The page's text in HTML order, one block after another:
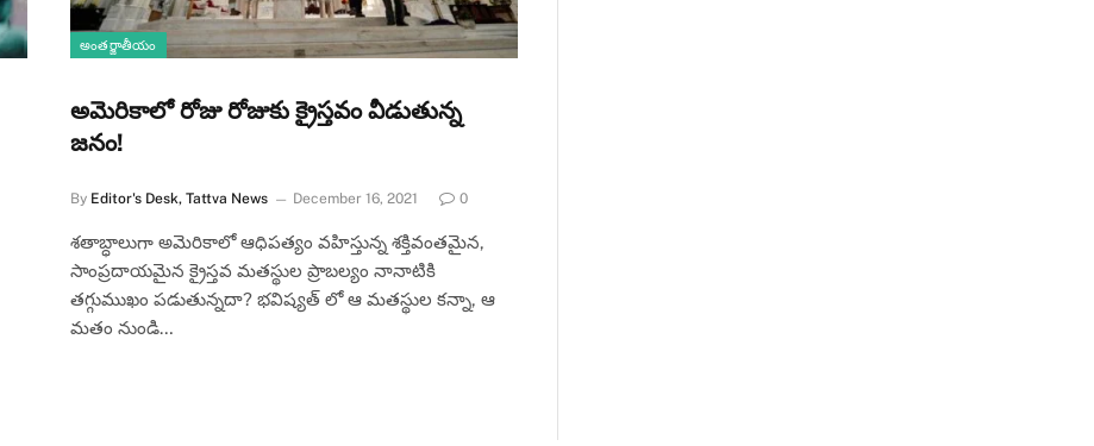
అంతర్జాతీయం
అమెరికాలో రోజు రోజుకు క్రైస్తవం వీడుతున్న
జనం!
By Editor's Desk, Tattva News December 16, 2021 0
శ‌తాబ్ధాలుగా అమెరికాలో ఆధిపత్యం వహిస్తున్న శ‌క్తివంత‌మైన‌,
సాంప్ర‌దాయ‌మైన క్రైస్త‌వ మత‌స్థుల ప్రాబల్యం నానాటికి
తగ్గుముఖం పడుతున్నదా? భవిష్యత్ లో ఆ మతస్థుల కన్నా, ఆ
మతం నుండి…